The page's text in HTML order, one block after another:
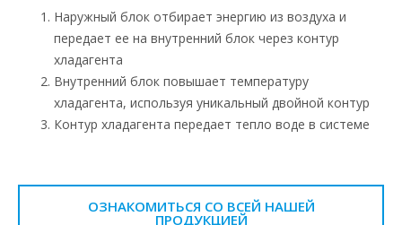
Наружный блок отбирает энергию из воздуха и
передает ее на внутренний блок через контур
хладагента
Внутренний блок повышает температуру
хладагента, используя уникальный двойной контур
Контур хладагента передает тепло воде в системе
ОЗНАКОМИТЬСЯ СО ВСЕЙ НАШЕЙ
ПРОДУКЦИЕЙ